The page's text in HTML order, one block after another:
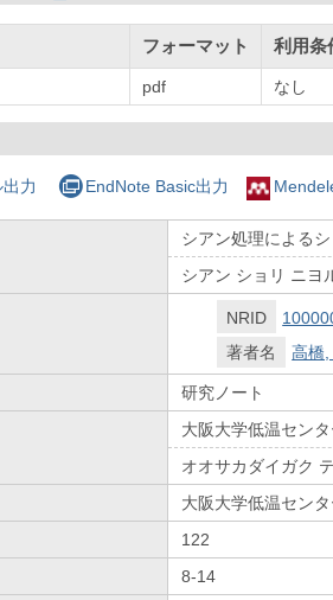
フォーマット 利用条
pdf なし
力 EndNote Basic出力
シアン処理による
シアン ショリ ニヨ
NRID
著者名
高橋,
研究ノート
大阪大学低温センタ
オオサカダイガク
大阪大学低温センタ
122
8-14